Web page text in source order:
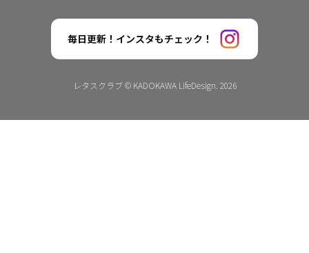
毎日更新！インスタもチェック！
レタスクラブ © KADOKAWA LifeDesign. 2026